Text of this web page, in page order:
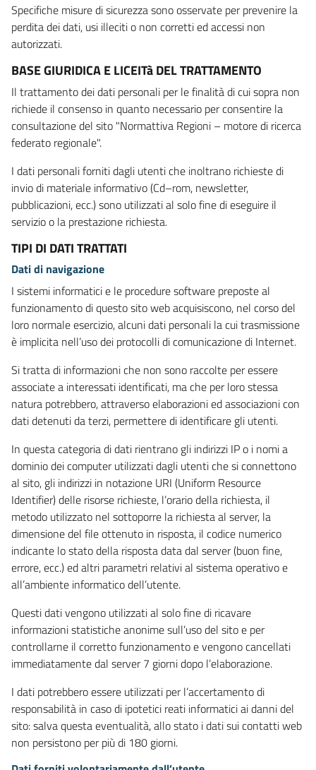
Specifiche misure di sicurezza sono osservate per prevenire la
perdita dei dati, usi illeciti o non corretti ed accessi non
autorizzati.
BASE GIURIDICA E LICEITà DEL TRATTAMENTO
Il trattamento dei dati personali per le finalità di cui sopra non
richiede il consenso in quanto necessario per consentire la
consultazione del sito "Normattiva Regioni – motore di ricerca
federato regionale".
I dati personali forniti dagli utenti che inoltrano richieste di
invio di materiale informativo (Cd–rom, newsletter,
pubblicazioni, ecc.) sono utilizzati al solo fine di eseguire il
servizio o la prestazione richiesta.
TIPI DI DATI TRATTATI
Dati di navigazione
I sistemi informatici e le procedure software preposte al
funzionamento di questo sito web acquisiscono, nel corso del
loro normale esercizio, alcuni dati personali la cui trasmissione
è implicita nell’uso dei protocolli di comunicazione di Internet.
Si tratta di informazioni che non sono raccolte per essere
associate a interessati identificati, ma che per loro stessa
natura potrebbero, attraverso elaborazioni ed associazioni con
dati detenuti da terzi, permettere di identificare gli utenti.
In questa categoria di dati rientrano gli indirizzi IP o i nomi a
dominio dei computer utilizzati dagli utenti che si connettono
al sito, gli indirizzi in notazione URI (Uniform Resource
Identifier) delle risorse richieste, l’orario della richiesta, il
metodo utilizzato nel sottoporre la richiesta al server, la
dimensione del file ottenuto in risposta, il codice numerico
indicante lo stato della risposta data dal server (buon fine,
errore, ecc.) ed altri parametri relativi al sistema operativo e
all’ambiente informatico dell’utente.
Questi dati vengono utilizzati al solo fine di ricavare
informazioni statistiche anonime sull’uso del sito e per
controllarne il corretto funzionamento e vengono cancellati
immediatamente dal server 7 giorni dopo l’elaborazione.
I dati potrebbero essere utilizzati per l’accertamento di
responsabilità in caso di ipotetici reati informatici ai danni del
sito: salva questa eventualità, allo stato i dati sui contatti web
non persistono per più di 180 giorni.